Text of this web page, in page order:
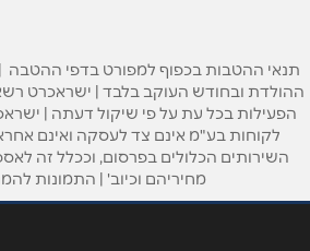
טלפון*
אימייל*
תנאי ההטבות בכפוף למפורט בדפי ההטבה |
ההולדת ובחודש העוקב בלבד | ישראכרט
הפעילות בכל עת על פי שיקול דעתה |
לקוחות בע"מ אינם צד לעסקה ואינם
השירותים הכלולים בפרסום, וככלל זה
מחיריהם וכיוב' | התמונות